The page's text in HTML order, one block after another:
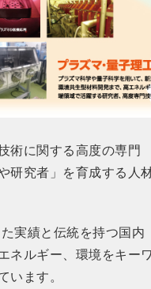
術に関する高度の専門
研究者」を育成する人
実績と伝統を持つ国内
ネルギー、環境をキー
います。